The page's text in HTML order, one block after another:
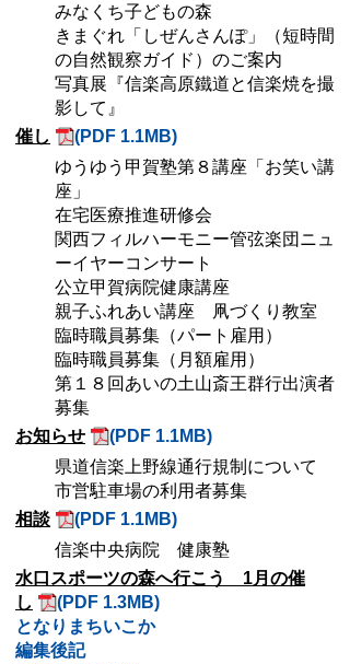
みなくち子どもの森
きまぐれ「しぜんさんぽ」（短時間
の自然観察ガイド）のご案内
写真展『信楽高原鐵道と信楽焼を撮
影して』
催し
(PDF 1.1MB)
ゆうゆう甲賀塾第８講座「お笑い講
座」
在宅医療推進研修会
関西フィルハーモニー管弦楽団ニュ
ーイヤーコンサート
公立甲賀病院健康講座
親子ふれあい講座 凧づくり教室
臨時職員募集（パート雇用）
臨時職員募集（月額雇用）
第１８回あいの土山斎王群行出演者
募集
お知らせ
(PDF 1.1MB)
県道信楽上野線通行規制について
市営駐車場の利用者募集
相談
(PDF 1.1MB)
信楽中央病院 健康塾
水口スポーツの森へ行こう 1月の催
し
(PDF 1.3MB)
となりまちいこか
編集後記